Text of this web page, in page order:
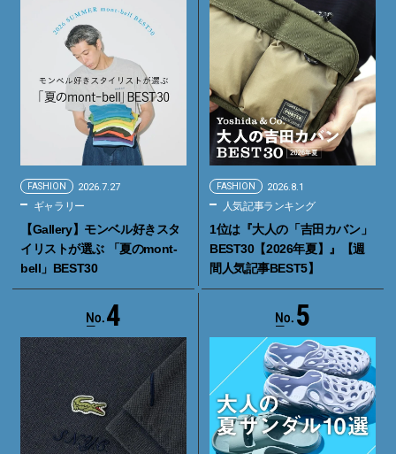
FASHION 2026.7.27
ギャラリー
【Gallery】モンベル好きスタ
イリストが選ぶ 「夏のmont-
bell」BEST30
FASHION 2026.8.1
人気記事ランキング
1位は『大人の「吉田カバン」
BEST30【2026年夏】』【週
間人気記事BEST5】
4 5